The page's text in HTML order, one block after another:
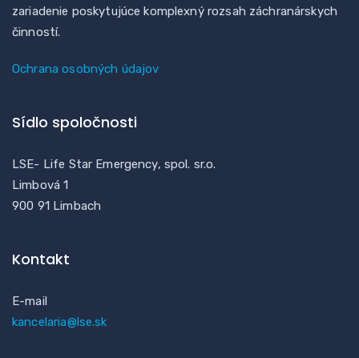
zariadenie poskytujúce komplexný rozsah záchranárskych
činností.
Ochrana osobných údajov
Sídlo spoločnosti
LSE- Life Star Emergency, spol. sr.o.
Limbová 1
900 91 Limbach
Kontakt
E-mail
kancelaria@lse.sk